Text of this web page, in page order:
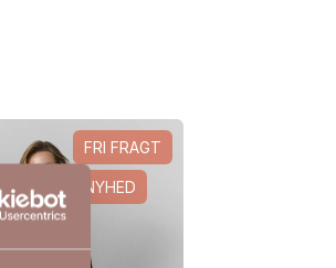
FRI FRAGT
NYHED